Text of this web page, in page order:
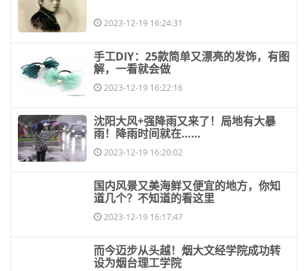
2023-12-19 16:24:31
​手工DIY：25款简单又漂亮的发饰，有图
解，一看就会做
2023-12-19 16:22:16
​沈阳大风+强降雨又来了！局地有大暴
雨！降雨时间就在……
2023-12-19 16:20:02
​国内风景又美海鲜又便宜的地方，你知
道几个？不知道的看这里
2023-12-19 16:17:47
​而今迈步从头越！烟大文经学院成功转
设为烟台理工学院